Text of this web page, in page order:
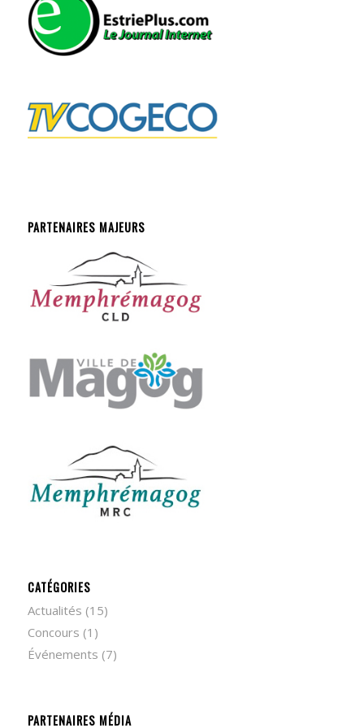
PARTENAIRES MAJEURS
CATÉGORIES
Actualités (15)
Concours (1)
Événements (7)
PARTENAIRES MÉDIA